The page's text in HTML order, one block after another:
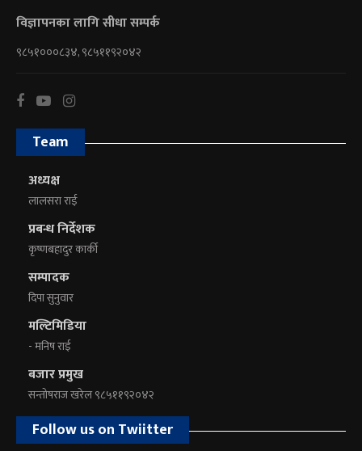
विज्ञापनका लागि सीधा सम्पर्क
९८५१०००८३४, ९८५११९२०४२
Team
अध्यक्ष
लालसरा राई
प्रबन्ध निर्देशक
कृष्णबहादुर कार्की
सम्पादक
दिपा सुनुवार
मल्टिमिडिया
- मनिष राई
बजार प्रमुख
सन्तोषराज खरेल ९८५११९२०४२
Follow us on Twiitter